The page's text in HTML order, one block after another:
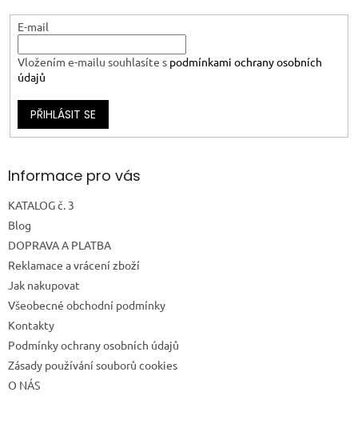
E-mail
Vložením e-mailu souhlasíte s podmínkami ochrany osobních
údajů
PŘIHLÁSIT SE
Informace pro vás
KATALOG č. 3
Blog
DOPRAVA A PLATBA
Reklamace a vrácení zboží
Jak nakupovat
Všeobecné obchodní podmínky
Kontakty
Podmínky ochrany osobních údajů
Zásady používání souborů cookies
O NÁS